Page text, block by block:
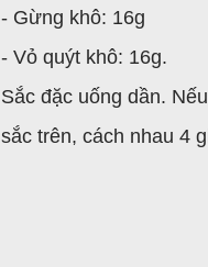
- Gừng khô: 16g
- Vỏ quýt khô: 16g.
Sắc đặc uống dần.
sắc trên, cách nhau 4